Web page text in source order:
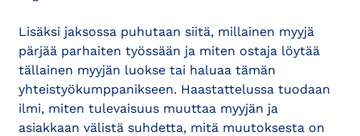
Lisäksi jaksossa puhutaan siitä, millainen myyjä
pärjää parhaiten työssään ja miten ostaja löytää
tällainen myyjän luokse tai haluaa tämän
yhteistyökumppanikseen. Haastattelussa tuodaan
ilmi, miten tulevaisuus muuttaa myyjän ja
asiakkaan välistä suhdetta, mitä muutoksesta on